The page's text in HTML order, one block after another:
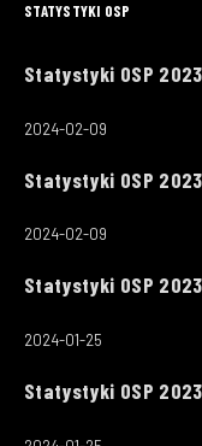
STATYSTYKI OSP
Statystyki OSP
2024-02-09
Statystyki OSP
2024-02-09
Statystyki OSP
2024-01-25
Statystyki OSP